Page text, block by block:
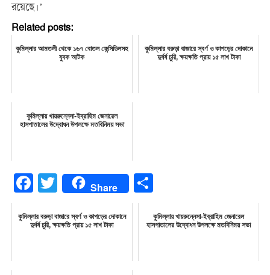
রয়েছে।’
Related posts:
কুমিল্লার আমতলী থেকে ১৬৭ বোতল ফেন্সিডিলসহ
যুবক আটক
কুমিল্লার বরুড়া বাজারে স্বর্ণ ও কাপড়ের দোকানে
দুর্ধর্ষ চুরি, ক্ষয়ক্ষতি প্রায় ১৫ লাখ টাকা
কুমিল্লায় খায়রুন্নেসা-ইব্রাহিম জেনারেল
হাসপাতালের উদ্বোধন উপলক্ষে মতবিনিময় সভা
Facebook
Twitter Share
কুমিল্লার বরুড়া বাজারে স্বর্ণ ও কাপড়ের দোকানে
দুর্ধর্ষ চুরি, ক্ষয়ক্ষতি প্রায় ১৫ লাখ টাকা
কুমিল্লায় খায়রুন্নেসা-ইব্রাহিম জেনারেল
হাসপাতালের উদ্বোধন উপলক্ষে মতবিনিময় সভা